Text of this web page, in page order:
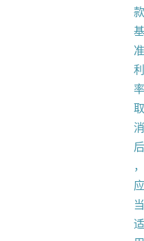
款
基
准
利
率
取
消
后
，
应
当
适